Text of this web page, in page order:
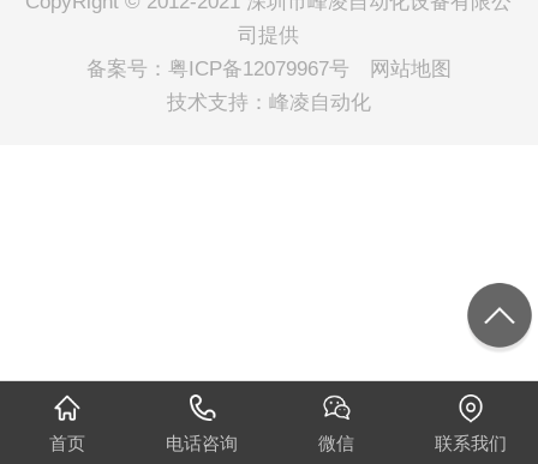
司提供
备案号： 粤ICP备12079967号
网站地图
技术支持： 峰凌自动化
首页 电话咨询 微信 联系我们